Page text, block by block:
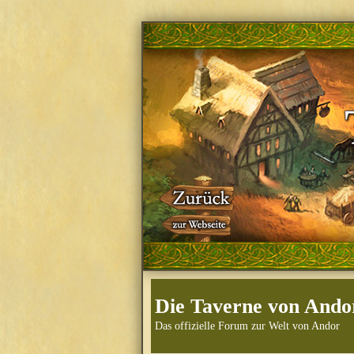
Die Taverne von
Das offizielle Forum zur Welt von Andor